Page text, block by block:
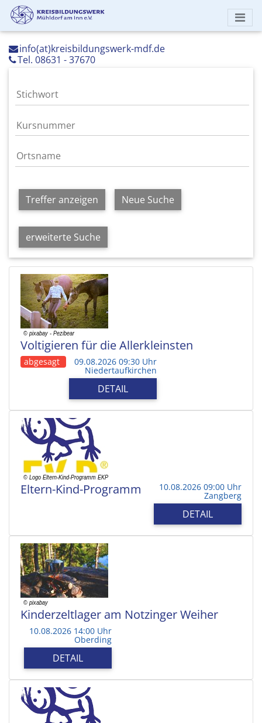
info(at)kreisbildungswerk-mdf.de
Tel. 08631 - 37670
Treffer anzeigen Neue Suche
erweiterte Suche
Voltigieren für die Allerkleinsten
abgesagt 09.08.2026 09:30 Uhr
Niedertaufkirchen
DETAIL
Eltern-Kind-Programm 10.08.2026 09:00 Uhr
Zangberg
DETAIL
Kinderzeltlager am Notzinger Weiher
10.08.2026 14:00 Uhr
Oberding
DETAIL